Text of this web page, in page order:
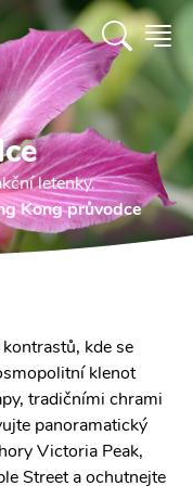
letenky.
Kong průvodce
kde se
klenot
tradičními chrami
panoramatický
Victoria Peak,
Street a ochutnejte